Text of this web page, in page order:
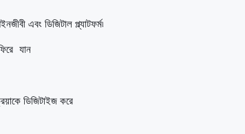
এবং ডিজিটাল প্ল্যাটফর্ম৷
যান
ডিজিটাইজ করে